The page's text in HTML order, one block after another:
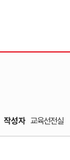
작성자 교육선전실